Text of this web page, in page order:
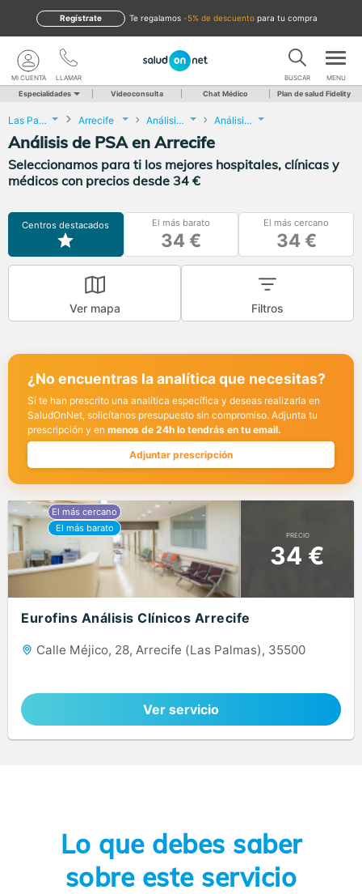
te regalamos -5% de descuento para tu compra
Regístrate
LLAMAR
MI CUENTA BUSCAR MENU
Especialidades Videoconsulta Chat Médico Plan de salud Fidelity
Las Palmas Arrecife Análisis Clínicos Análisis de PSA
Análisis de PSA en Arrecife
Seleccionamos para ti los mejores hospitales, clínicas y
médicos con precios desde 34 €
Centros destacados El más barato
34 €
El más cercano
34 €
Ver mapa Filtros
¿No encuentras la analítica que necesitas?
Si te han prescrito una analítica específica y deseas realizarla en
SaludOnNet, solicítanos presupuesto sin compromiso. Adjunta tu
prescripción y en menos de 24h lo tendrás en tu email.
Adjuntar prescripción
PRECIO
34 €
Eurofins Análisis Clínicos Arrecife
Calle Méjico, 28, Arrecife (Las Palmas), 35500
Ver servicio
Lo que debes saber
sobre este servicio